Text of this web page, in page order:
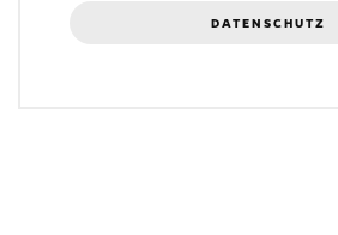
DATENSCHUTZ